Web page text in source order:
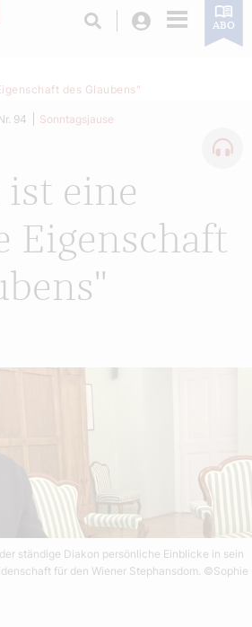
Login ABO
des Glaubens"
ist eine
Eigenschaft
94 Sonntagsjause
ständige Diakon persönliche Einblicke in sein
für den Wiener Stephansdom. ©Sophie